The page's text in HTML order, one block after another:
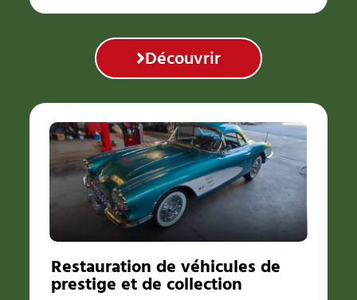
Découvrir
Restauration de véhicules de
prestige et de collection